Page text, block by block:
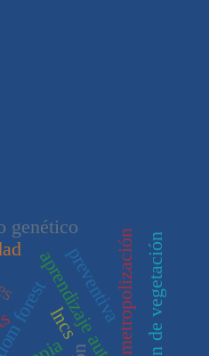
metropolización
preventiva
genético
lncs